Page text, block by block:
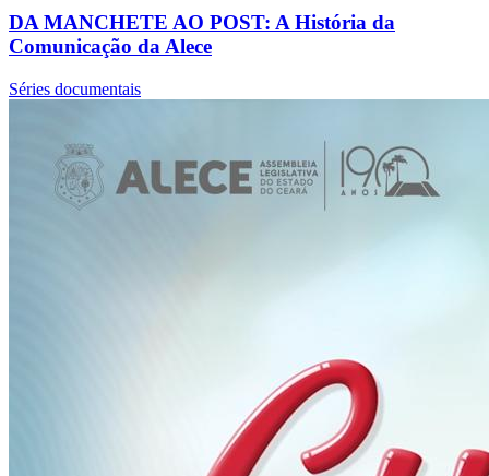
DA MANCHETE AO POST: A História da
Comunicação da Alece
Séries documentais